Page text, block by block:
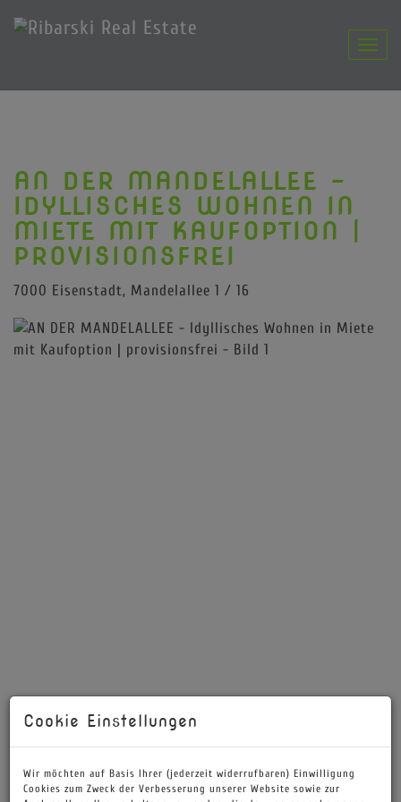
AN DER MANDELALLEE -
IDYLLISCHES WOHNEN IN
MIETE MIT KAUFOPTION |
PROVISIONSFREI
7000 Eisenstadt, Mandelallee 1 / 16
Cookie Einstellungen
Wir möchten auf Basis Ihrer (jederzeit widerrufbaren) Einwilligung
Cookies zum Zweck der Verbesserung unserer Website sowie zur